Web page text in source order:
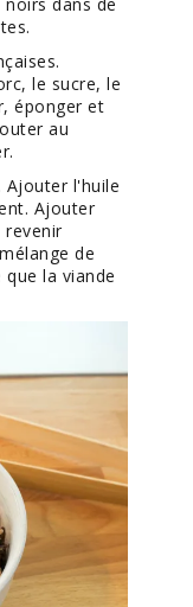
le sucre, le
éponger et
au
Ajouter l'huile
Ajouter
de
la viande